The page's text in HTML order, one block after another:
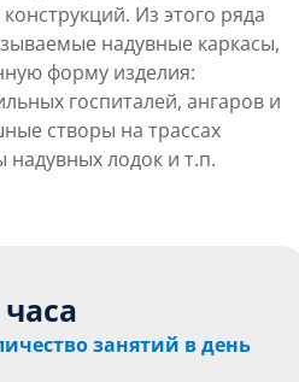
Из этого ряда
надувные каркасы,
форму изделия:
госпиталей, ангаров и
створы на трассах
лодок и т.п.
часа
занятий в день